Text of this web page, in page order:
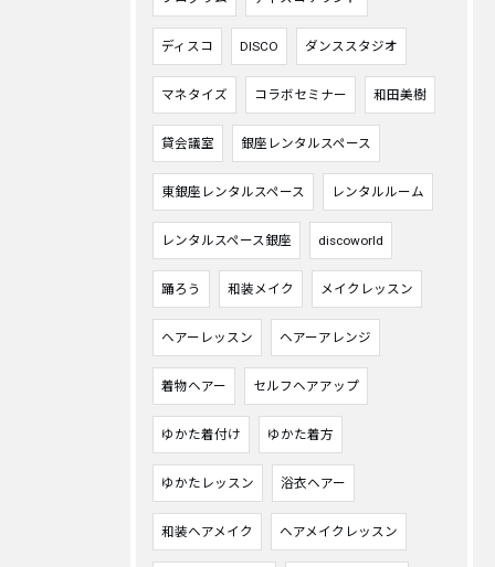
ディスコ DISCO ダンススタジオ
マネタイズ コラボセミナー 和田美樹
貸会議室 銀座レンタルスペース
東銀座レンタルスペース レンタルルーム
レンタルスペース銀座 discoworld
踊ろう 和装メイク メイクレッスン
ヘアーレッスン ヘアーアレンジ
着物ヘアー セルフヘアアップ
ゆかた着付け ゆかた着方
ゆかたレッスン 浴衣ヘアー
和装ヘアメイク ヘアメイクレッスン